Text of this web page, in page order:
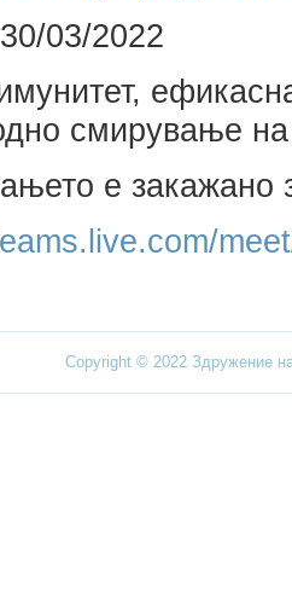
03/2022
смирување на
е закажано
Copyright © 2022 Здружение